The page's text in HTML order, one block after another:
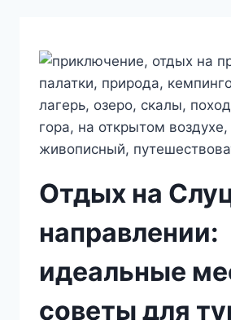
Отдых на
направлении:
идеальные
советы для